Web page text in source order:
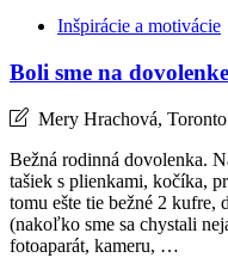
Inšpirácie a motivácie
Boli sme na
Mery Hrachová, Toronto
Bežná rodinná dovolenka.
tašiek s plienkami, kočíka,
tomu ešte tie bežné 2 kufre,
(nakoľko sme sa chystali
fotoaparát, kameru, …